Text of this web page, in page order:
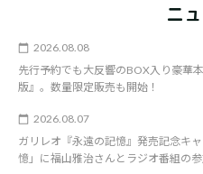
ニ
2026.08.08
先行予約でも大反響のBOX入り豪
版』。数量限定販売も開始！
2026.08.07
ガリレオ『永遠の記憶』発売記念キ
憶」に福山雅治さんとラジオ番組の参